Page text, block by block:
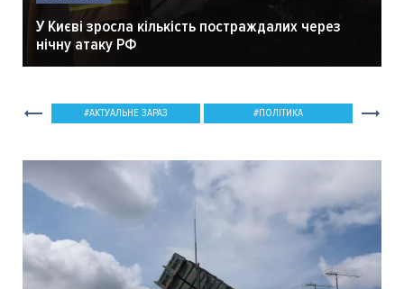
У Києві зросла кількість постраждалих через
нічну атаку РФ
АКТУАЛЬНЕ ЗАРАЗ ПОЛІТИКА